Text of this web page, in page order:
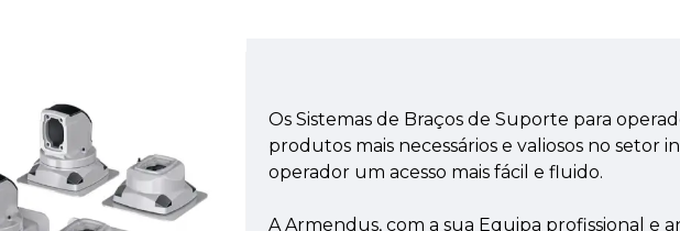
Os Sistemas de Braços de Suporte para
produtos mais necessários e valiosos no setor
operador um acesso mais fácil e fluido.
A Armendus, com a sua Equipa profissional e